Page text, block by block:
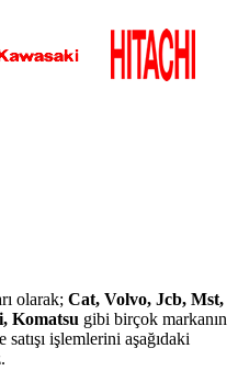
olarak; Cat, Volvo, Jcb, Mst,
Komatsu gibi birçok markanın
işlemlerini aşağıdaki